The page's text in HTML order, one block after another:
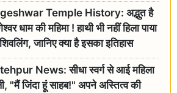
Temple History: अद्भुत है
धाम की महिमा ! हाथी भी नहीं हिला पाया
जानिए क्या है इसका इतिहास
News: सीधा स्वर्ग से आई महिला
"मैं जिंदा हूं साहब!" अपने अस्तित्व की